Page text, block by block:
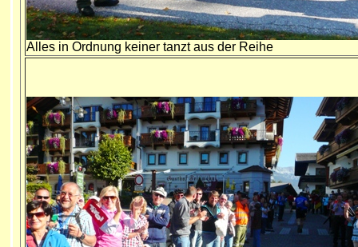
Alles in Ordnung keiner tanzt aus der Reihe